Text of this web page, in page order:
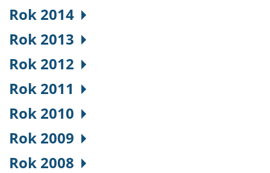
Rok 2014
Rok 2013
Rok 2012
Rok 2011
Rok 2010
Rok 2009
Rok 2008